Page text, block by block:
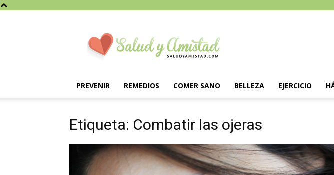
PREVENIR REMEDIOS COMER SANO BELLEZA EJERCICIO
Etiqueta: Combatir las ojeras